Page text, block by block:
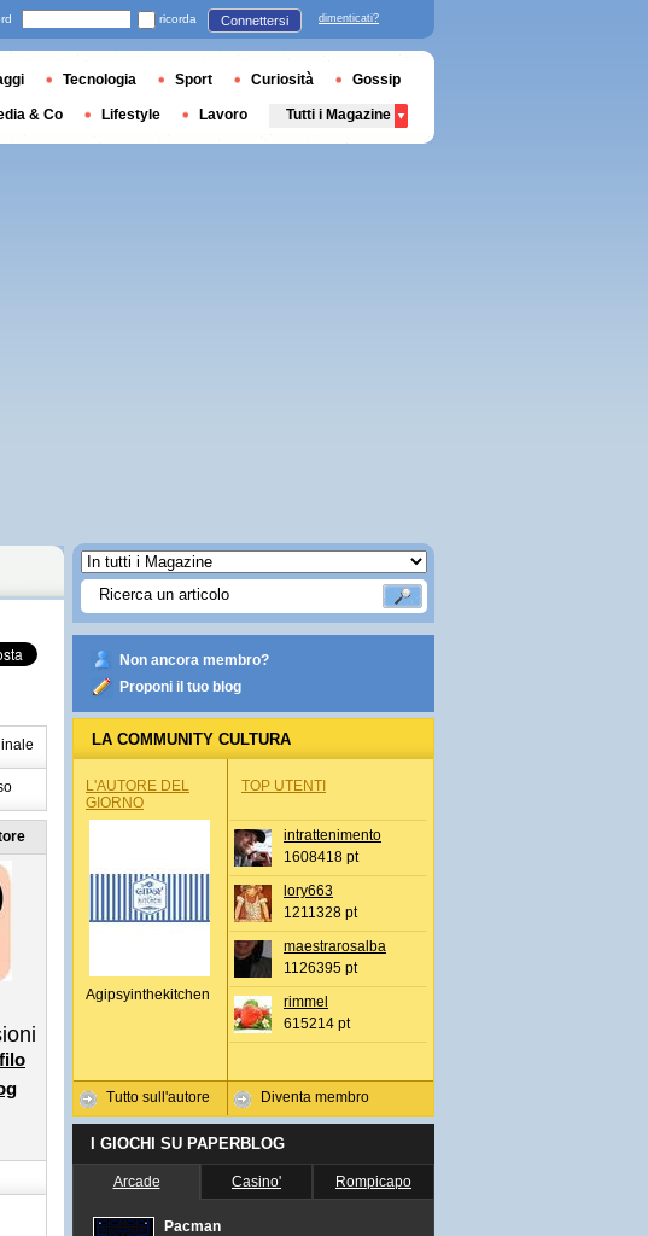
Non ancora membro?
Proponi il tuo blog
LA COMMUNITY CULTURA
L'AUTORE DEL
GIORNO
Agipsyinthekitchen
Tutto sull'autore
TOP UTENTI
intrattenimento
1608418 pt
lory663
1211328 pt
maestrarosalba
1126395 pt
rimmel
615214 pt
Diventa membro
I GIOCHI SU PAPERBLOG
Arcade Casino' Rompicapo
Pacman
ricorda Connettersi dimenticati?
Tecnologia Sport Curiosità Gossip
& Co Lifestyle Lavoro Tutti i Magazine